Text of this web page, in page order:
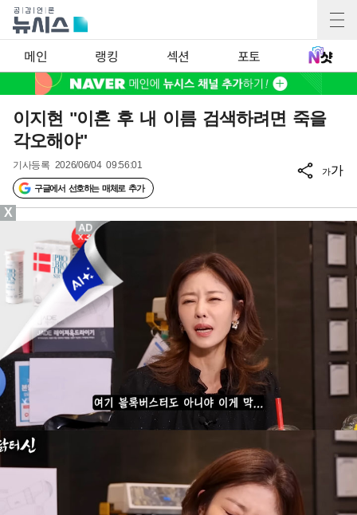
메인 랭킹 섹션 포토
이지현 "이혼 후 내 이름 검색하려면 죽을
각오해야"
기사등록 2026/06/04 09:56:01
구글에서 선호하는 매체로 추가
가가
X